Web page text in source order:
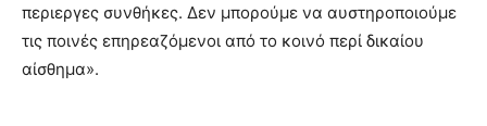
περιεργες συνθήκες. Δεν μπορούμε να αυστηροποιούμε
τις ποινές επηρεαζόμενοι από το κοινό περί δικαίου
αίσθημα».